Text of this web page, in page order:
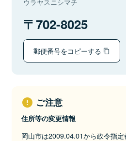
ウラヤスニシマチ
702-8025
郵便番号をコピーする
ご注意
住所等の変更情報
岡山市は2009.04.01から政令指